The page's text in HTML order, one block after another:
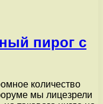
пирог с
количество
мы лицезрели